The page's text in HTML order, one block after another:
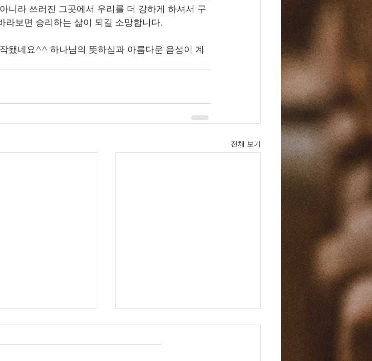
니라 쓰러진 그곳에서 우리를 더 강하게 하셔서 구
라보면 승리하는 삶이 되길 소망합니다.
됐네요^^ 하나님의 뜻하심과 아름다운 음성이 계
전체 보기